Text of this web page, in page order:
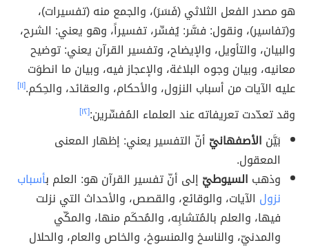
هو مصدر الفعل الثلاثي (فَسَرَ)، والجمع منه (تفسيرات)،
و(تفاسير)، ونقول: فسَّر: يُفسِّر، تفسيراً، وهو يعني: الشرح،
والبيان، والتأويل، والإيضاح، وتفسير القرآن يعني: توضيح
معانيه، وبيان وجوه البلاغة، والإعجاز فيه، وبيان ما انطوَت
عليه الآيات من أسباب النزول، والأحكام، والعقائد، والحِكم.[١١]
وقد تعدّدت تعريفاته عند العلماء المُفسِّرين:[١٢]
بَيَّن الأصفهانيّ أنّ التفسير يعني: إظهار المعنى
المعقول.
وذهب السيوطيّ إلى أنّ تفسير القرآن هو: العلم بأسباب
نزول الآيات، والوقائع، والقصص، والأحداث التي نزلت
فيها، والعلم بالمُتشابِه، والمُحكَم منها، والمكّي
والمدنيّ، والناسخ والمنسوخ، والخاص والعام، والحلال